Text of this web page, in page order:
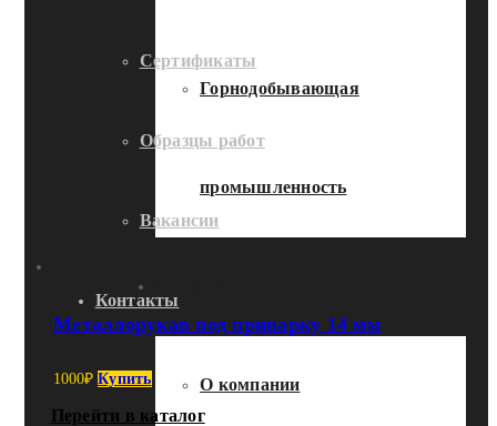
Сертификаты
Образцы работ
Вакансии
Контакты
Перейти в каталог
Горнодобывающая
промышленность
О компании
Металлорукав под приварку 14 мм
1000₽ Купить